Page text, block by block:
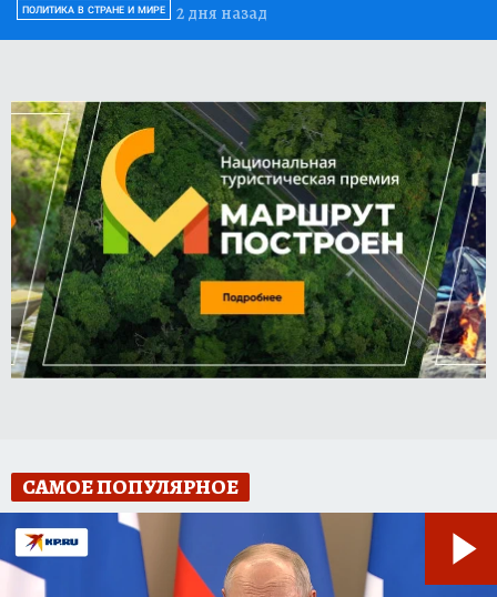
2 дня назад
ПОЛИТИКА В СТРАНЕ И МИРЕ
САМОЕ ПОПУЛЯРНОЕ